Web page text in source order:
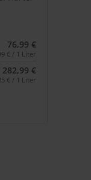
76,99 €
€ / 1 Liter
282,99 €
€ / 1 Liter